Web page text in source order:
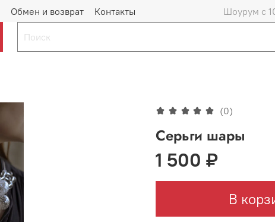
Обмен и возврат Контакты Шоурум с
(0)
Серьги шары
1 500 ₽
В